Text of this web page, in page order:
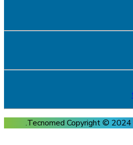
Tecnomed Copyright © 2024